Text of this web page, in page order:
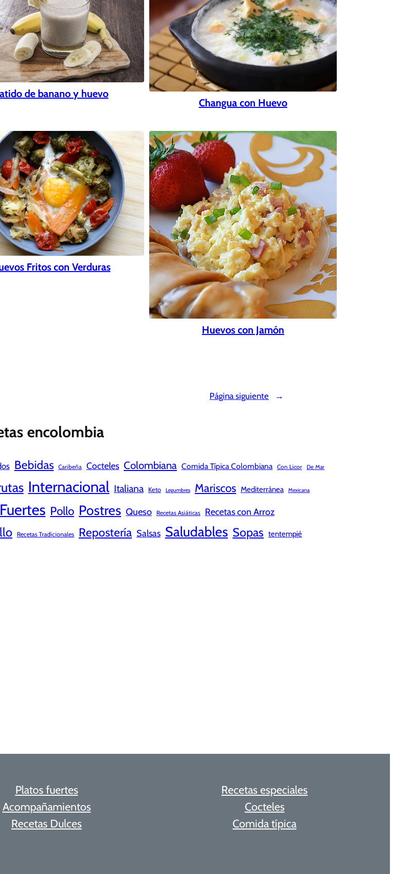
de banano y huevo
Changua con Huevo
Fritos con Verduras
Huevos con Jamón
Página siguiente →
encolombia
Bebidas Caribeña Cocteles Colombiana Comida Típica Colombiana Con Licor De Mar
Internacional Italiana Keto Legumbres Mariscos Mediterránea Mexicana
Pollo Postres Queso Recetas Asiáticas Recetas con Arroz
Recetas Tradicionales Repostería Salsas Saludables Sopas tentempié
Platos fuertes
Acompañamientos
Recetas Dulces
Recetas especiales
Cocteles
Comida típica